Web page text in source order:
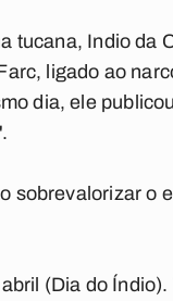
tucana, Indio da
ligado ao
dia, ele
sobrevalorizar o
(Dia do